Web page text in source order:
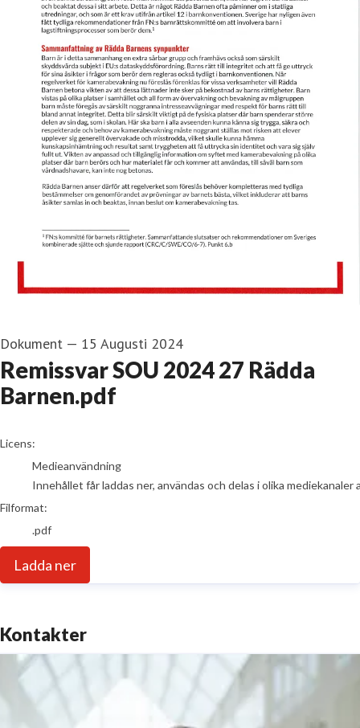
Dokument — 15 Augusti 2024
Remissvar SOU 2024 27 Rädda
Barnen.pdf
go to media item
Licens:
Medieanvändning
Innehållet får laddas ner, användas och delas i olika
Filformat:
.pdf
Ladda ner
Kontakter